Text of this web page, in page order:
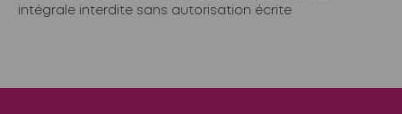
intégrale interdite sans autorisation écrite